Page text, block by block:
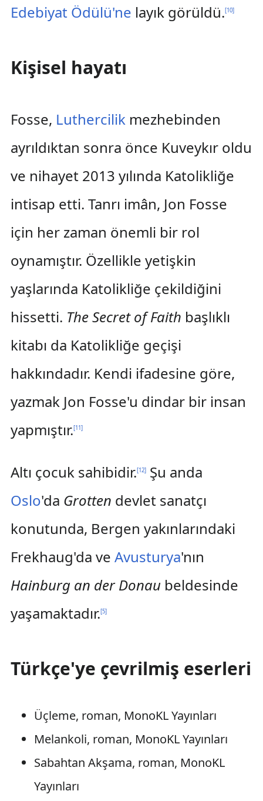
Edebiyat Ödülü'ne layık görüldü.[10]
Kişisel hayatı
Fosse, Luthercilikmezhebinden
ayrıldıktan sonra önce Kuveykır oldu
ve nihayet 2013 yılında Katolikliğe
intisap etti. Tanrı imân, Jon Fosse
için her zaman önemli bir rol
oynamıştır. Özellikle yetişkin
yaşlarında Katolikliğe çekildiğini
hissetti. The Secret of Faith başlıklı
kitabı da Katolikliğe geçişi
hakkındadır. Kendi ifadesine göre,
yazmak Jon Fosse'u dindar bir insan
yapmıştır.[11]
Altı çocuk sahibidir.[12]Şu anda
Oslo'da Grotten devlet sanatçı
konutunda, Bergen yakınlarındaki
Frekhaug'da ve Avusturya'nın
Hainburg an der Donau beldesinde
yaşamaktadır.[5]
Türkçe'ye çevrilmiş eserleri
Üçleme, roman, MonoKL Yayınları
Melankoli, roman, MonoKL Yayınları
Sabahtan Akşama, roman, MonoKL
Yayınları